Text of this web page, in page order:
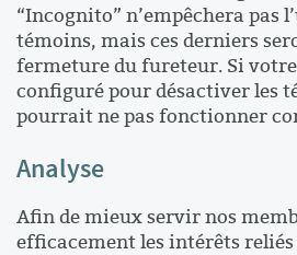
“Incognito” n’empêchera pas
témoins, mais ces derniers
fermeture du fureteur. Si
configuré pour désactiver les
pourrait ne pas fonctionner
Analyse
Afin de mieux servir nos
efficacement les intérêts reliés